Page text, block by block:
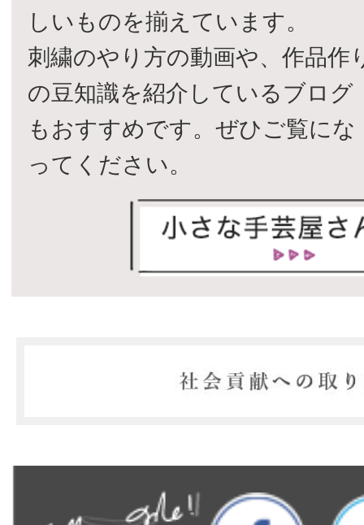
しいものを揃えています。
刺繍のやり方の動画や、作品作
の豆知識を紹介しているブログ
もおすすめです。ぜひご覧にな
ってください。